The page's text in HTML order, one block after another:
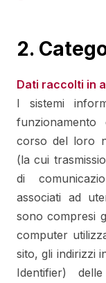
2.
Dati raccolti in
I sistemi
corso del loro
(la cui
di
associati ad
sono compresi
computer
sito, gli indirizzi
Identifier)